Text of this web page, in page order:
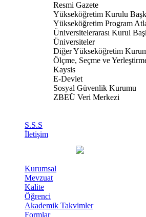
Resmi Gazete
Yükseköğretim Kurulu
Yükseköğretim Program
Üniversitelerarası Kurul
Üniversiteler
Diğer Yükseköğretim
Ölçme, Seçme ve
Kaysis
E-Devlet
Sosyal Güvenlik Kurumu
ZBEÜ Veri Merkezi
S.S.S
İletişim
Kurumsal
Mevzuat
Kalite
Öğrenci
Akademik Takvimler
Formlar